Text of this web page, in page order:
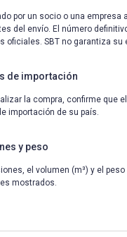
por un socio o una empresa
del envío. El número
oficiales. SBT no garantiza su
de importación
la compra, confirme que
importación de su país.
y peso
el volumen (m³) y el
mostrados.